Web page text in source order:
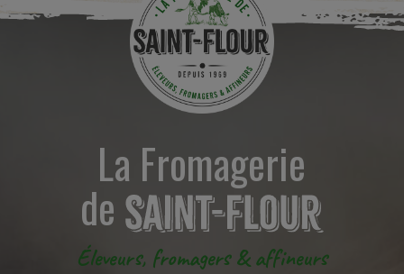
La Fromagerie
de
Éleveurs, fromagers & affineurs